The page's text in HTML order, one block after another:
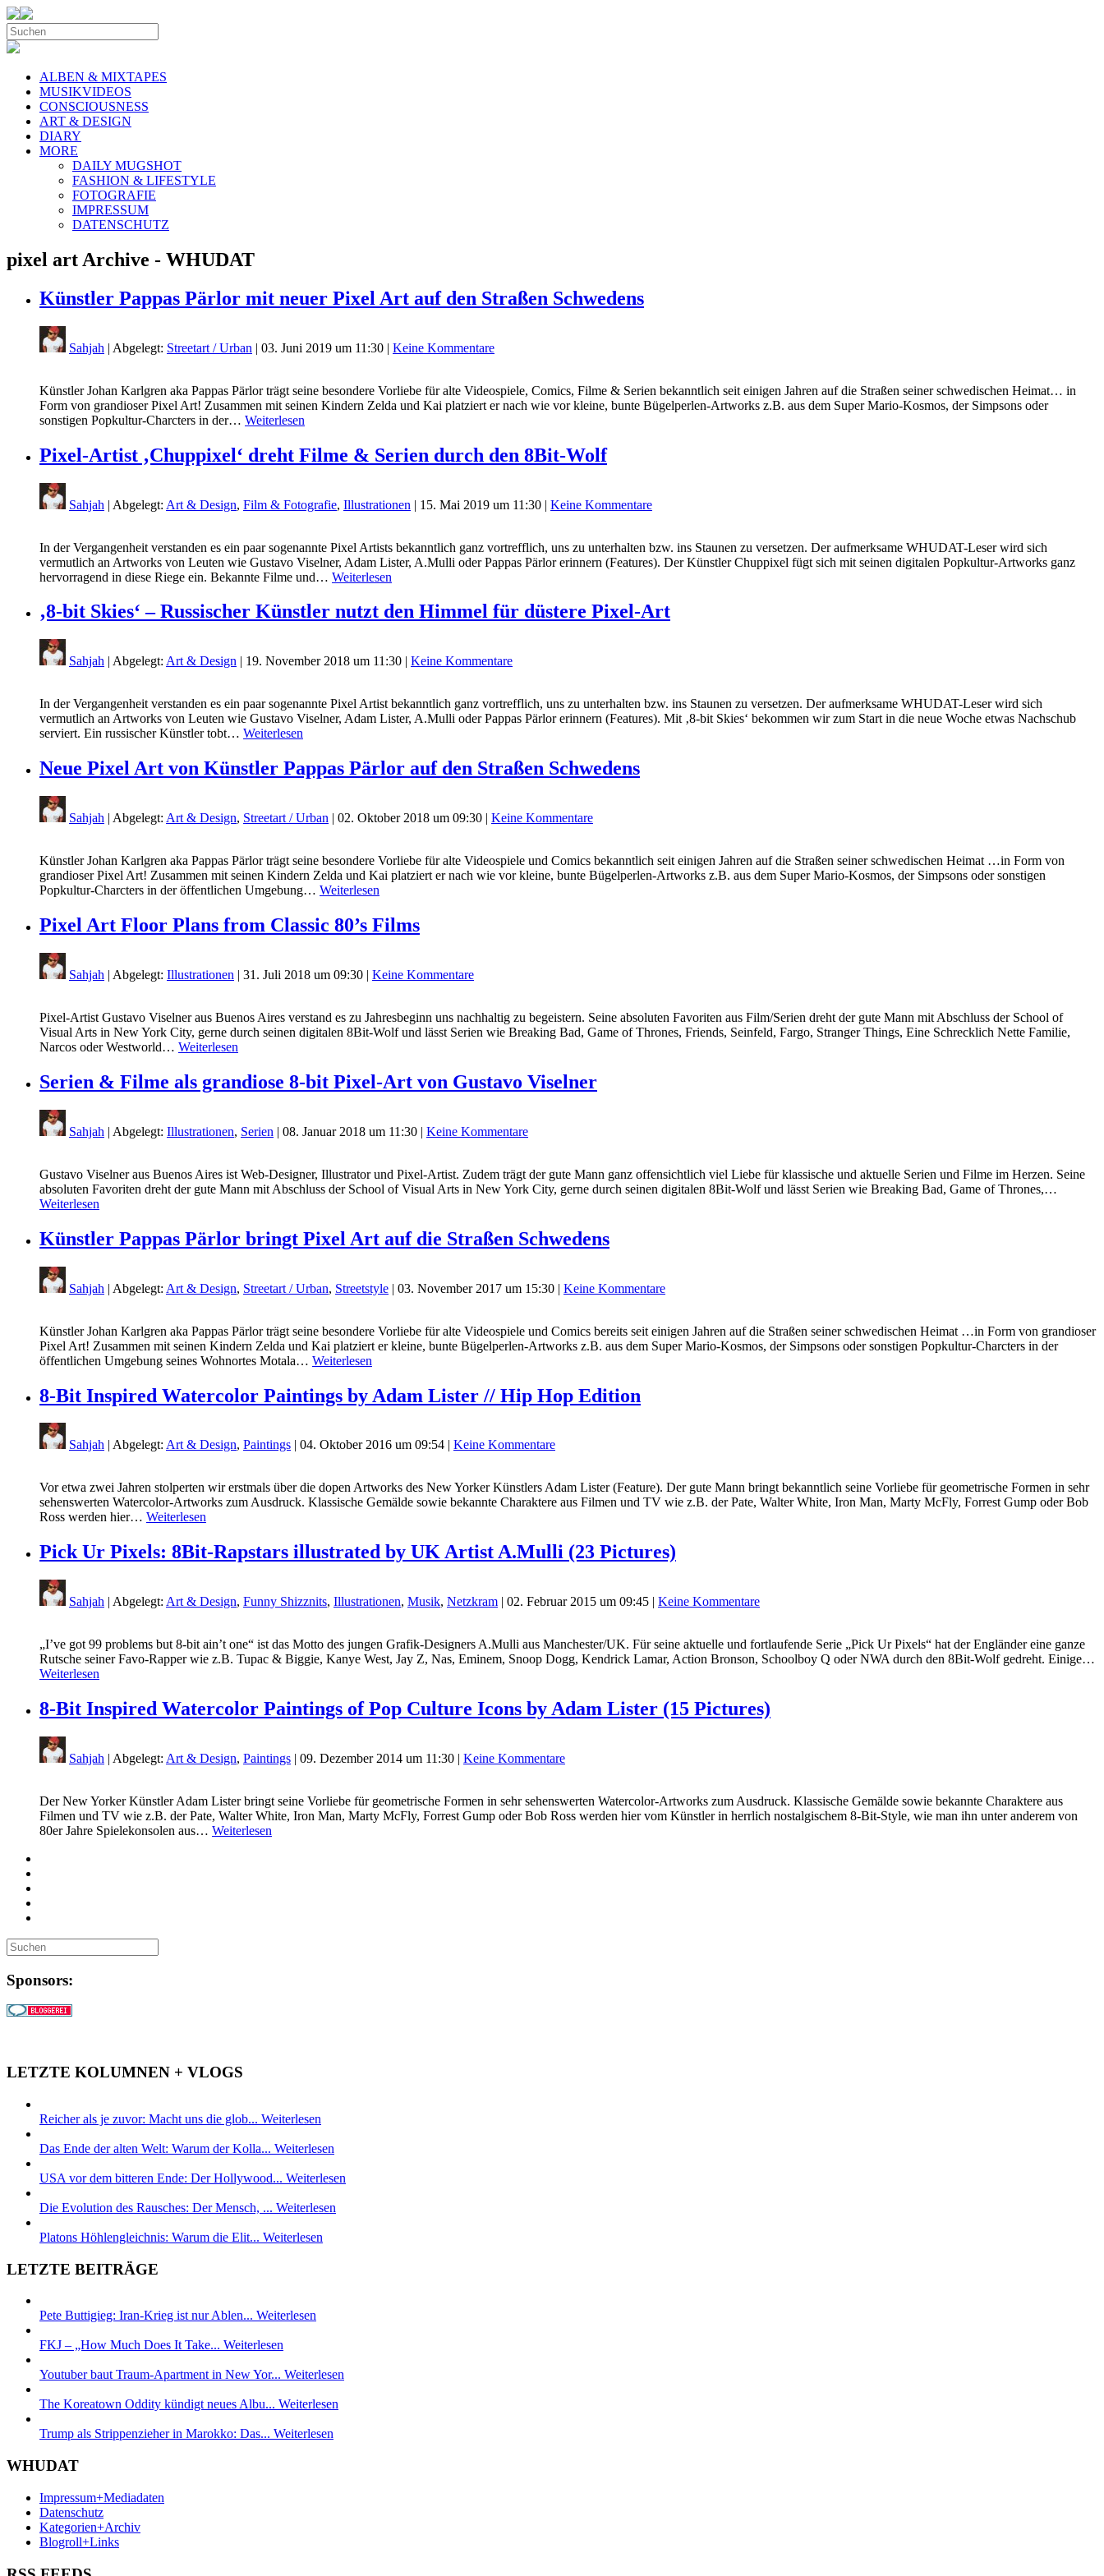
ALBEN & MIXTAPES
MUSIKVIDEOS
CONSCIOUSNESS
ART & DESIGN
DIARY
MORE
DAILY MUGSHOT
FASHION & LIFESTYLE
FOTOGRAFIE
IMPRESSUM
DATENSCHUTZ
pixel art Archive - WHUDAT
Künstler Pappas Pärlor mit neuer Pixel Art auf den Straßen Schwedens
Sahjah | Abgelegt: Streetart / Urban | 03. Juni 2019 um 11:30 | Keine Kommentare
Künstler Johan Karlgren aka Pappas Pärlor trägt seine besondere Vorliebe für alte Videospiele, Comics, Filme & Serien bekanntlich seit einigen Jahren auf die Straßen seiner schwedischen Heimat… in
Form von grandioser Pixel Art! Zusammen mit seinen Kindern Zelda und Kai platziert er nach wie vor kleine, bunte Bügelperlen-Artworks z.B. aus dem Super Mario-Kosmos, der Simpsons oder
sonstigen Popkultur-Charcters in der… Weiterlesen
Pixel-Artist ‚Chuppixel‘ dreht Filme & Serien durch den 8Bit-Wolf
Sahjah | Abgelegt: Art & Design, Film & Fotografie, Illustrationen | 15. Mai 2019 um 11:30 | Keine Kommentare
In der Vergangenheit verstanden es ein paar sogenannte Pixel Artists bekanntlich ganz vortrefflich, uns zu unterhalten bzw. ins Staunen zu versetzen. Der aufmerksame WHUDAT-Leser wird sich
vermutlich an Artworks von Leuten wie Gustavo Viselner, Adam Lister, A.Mulli oder Pappas Pärlor erinnern (Features). Der Künstler Chuppixel fügt sich mit seinen digitalen Popkultur-Artworks ganz
hervorragend in diese Riege ein. Bekannte Filme und… Weiterlesen
‚8-bit Skies‘ – Russischer Künstler nutzt den Himmel für düstere Pixel-Art
Sahjah | Abgelegt: Art & Design | 19. November 2018 um 11:30 | Keine Kommentare
In der Vergangenheit verstanden es ein paar sogenannte Pixel Artist bekanntlich ganz vortrefflich, uns zu unterhalten bzw. ins Staunen zu versetzen. Der aufmerksame WHUDAT-Leser wird sich
vermutlich an Artworks von Leuten wie Gustavo Viselner, Adam Lister, A.Mulli oder Pappas Pärlor erinnern (Features). Mit ‚8-bit Skies‘ bekommen wir zum Start in die neue Woche etwas Nachschub
serviert. Ein russischer Künstler tobt… Weiterlesen
Neue Pixel Art von Künstler Pappas Pärlor auf den Straßen Schwedens
Sahjah | Abgelegt: Art & Design, Streetart / Urban | 02. Oktober 2018 um 09:30 | Keine Kommentare
Künstler Johan Karlgren aka Pappas Pärlor trägt seine besondere Vorliebe für alte Videospiele und Comics bekanntlich seit einigen Jahren auf die Straßen seiner schwedischen Heimat …in Form von
grandioser Pixel Art! Zusammen mit seinen Kindern Zelda und Kai platziert er nach wie vor kleine, bunte Bügelperlen-Artworks z.B. aus dem Super Mario-Kosmos, der Simpsons oder sonstigen
Popkultur-Charcters in der öffentlichen Umgebung… Weiterlesen
Pixel Art Floor Plans from Classic 80’s Films
Sahjah | Abgelegt: Illustrationen | 31. Juli 2018 um 09:30 | Keine Kommentare
Pixel-Artist Gustavo Viselner aus Buenos Aires verstand es zu Jahresbeginn uns nachhaltig zu begeistern. Seine absoluten Favoriten aus Film/Serien dreht der gute Mann mit Abschluss der School of
Visual Arts in New York City, gerne durch seinen digitalen 8Bit-Wolf und lässt Serien wie Breaking Bad, Game of Thrones, Friends, Seinfeld, Fargo, Stranger Things, Eine Schrecklich Nette Familie,
Narcos oder Westworld… Weiterlesen
Serien & Filme als grandiose 8-bit Pixel-Art von Gustavo Viselner
Sahjah | Abgelegt: Illustrationen, Serien | 08. Januar 2018 um 11:30 | Keine Kommentare
Gustavo Viselner aus Buenos Aires ist Web-Designer, Illustrator und Pixel-Artist. Zudem trägt der gute Mann ganz offensichtlich viel Liebe für klassische und aktuelle Serien und Filme im Herzen. Seine
absoluten Favoriten dreht der gute Mann mit Abschluss der School of Visual Arts in New York City, gerne durch seinen digitalen 8Bit-Wolf und lässt Serien wie Breaking Bad, Game of Thrones,…
Weiterlesen
Künstler Pappas Pärlor bringt Pixel Art auf die Straßen Schwedens
Sahjah | Abgelegt: Art & Design, Streetart / Urban, Streetstyle | 03. November 2017 um 15:30 | Keine Kommentare
Künstler Johan Karlgren aka Pappas Pärlor trägt seine besondere Vorliebe für alte Videospiele und Comics bereits seit einigen Jahren auf die Straßen seiner schwedischen Heimat …in Form von grandioser
Pixel Art! Zusammen mit seinen Kindern Zelda und Kai platziert er kleine, bunte Bügelperlen-Artworks z.B. aus dem Super Mario-Kosmos, der Simpsons oder sonstigen Popkultur-Charcters in der
öffentlichen Umgebung seines Wohnortes Motala… Weiterlesen
8-Bit Inspired Watercolor Paintings by Adam Lister // Hip Hop Edition
Sahjah | Abgelegt: Art & Design, Paintings | 04. Oktober 2016 um 09:54 | Keine Kommentare
Vor etwa zwei Jahren stolperten wir erstmals über die dopen Artworks des New Yorker Künstlers Adam Lister (Feature). Der gute Mann bringt bekanntlich seine Vorliebe für geometrische Formen in sehr
sehenswerten Watercolor-Artworks zum Ausdruck. Klassische Gemälde sowie bekannte Charaktere aus Filmen und TV wie z.B. der Pate, Walter White, Iron Man, Marty McFly, Forrest Gump oder Bob
Ross werden hier… Weiterlesen
Pick Ur Pixels: 8Bit-Rapstars illustrated by UK Artist A.Mulli (23 Pictures)
Sahjah | Abgelegt: Art & Design, Funny Shizznits, Illustrationen, Musik, Netzkram | 02. Februar 2015 um 09:45 | Keine Kommentare
„I’ve got 99 problems but 8-bit ain’t one“ ist das Motto des jungen Grafik-Designers A.Mulli aus Manchester/UK. Für seine aktuelle und fortlaufende Serie „Pick Ur Pixels“ hat der Engländer eine ganze
Rutsche seiner Favo-Rapper wie z.B. Tupac & Biggie, Kanye West, Jay Z, Nas, Eminem, Snoop Dogg, Kendrick Lamar, Action Bronson, Schoolboy Q oder NWA durch den 8Bit-Wolf gedreht. Einige…
Weiterlesen
8-Bit Inspired Watercolor Paintings of Pop Culture Icons by Adam Lister (15 Pictures)
Sahjah | Abgelegt: Art & Design, Paintings | 09. Dezember 2014 um 11:30 | Keine Kommentare
Der New Yorker Künstler Adam Lister bringt seine Vorliebe für geometrische Formen in sehr sehenswerten Watercolor-Artworks zum Ausdruck. Klassische Gemälde sowie bekannte Charaktere aus
Filmen und TV wie z.B. der Pate, Walter White, Iron Man, Marty McFly, Forrest Gump oder Bob Ross werden hier vom Künstler in herrlich nostalgischem 8-Bit-Style, wie man ihn unter anderem von
80er Jahre Spielekonsolen aus… Weiterlesen
Sponsors:
LETZTE KOLUMNEN + VLOGS
Reicher als je zuvor: Macht uns die glob... Weiterlesen
Das Ende der alten Welt: Warum der Kolla... Weiterlesen
USA vor dem bitteren Ende: Der Hollywood... Weiterlesen
Die Evolution des Rausches: Der Mensch, ... Weiterlesen
Platons Höhlengleichnis: Warum die Elit... Weiterlesen
LETZTE BEITRÄGE
Pete Buttigieg: Iran-Krieg ist nur Ablen... Weiterlesen
FKJ – „How Much Does It Take... Weiterlesen
Youtuber baut Traum-Apartment in New Yor... Weiterlesen
The Koreatown Oddity kündigt neues Albu... Weiterlesen
Trump als Strippenzieher in Marokko: Das... Weiterlesen
WHUDAT
Impressum+Mediadaten
Datenschutz
Kategorien+Archiv
Blogroll+Links